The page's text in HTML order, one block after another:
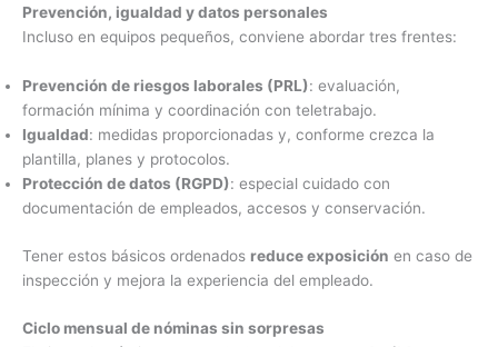
Prevención, igualdad y datos personales
Incluso en equipos pequeños, conviene abordar tres frentes:
Prevención de riesgos laborales (PRL): evaluación,
formación mínima y coordinación con teletrabajo.
Igualdad: medidas proporcionadas y, conforme crezca la
plantilla, planes y protocolos.
Protección de datos (RGPD): especial cuidado con
documentación de empleados, accesos y conservación.
Tener estos básicos ordenados reduce exposición en caso de
inspección y mejora la experiencia del empleado.
Ciclo mensual de nóminas sin sorpresas